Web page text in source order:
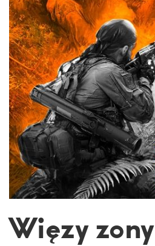
Więzy zony